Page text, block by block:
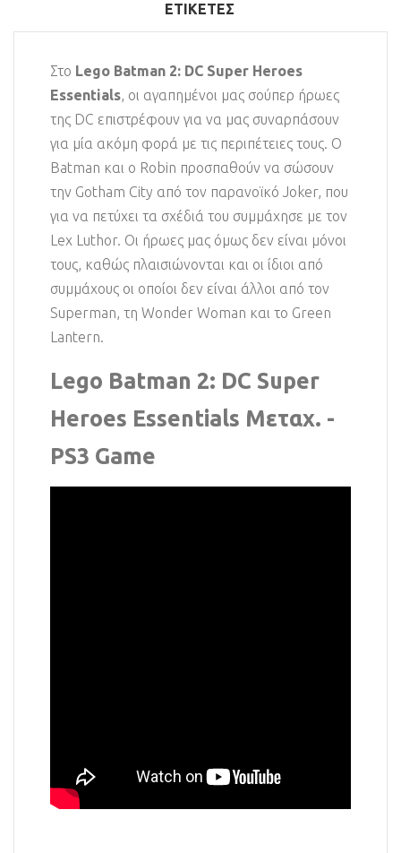
ΕΤΙΚΈΤΕΣ
Στο Lego Batman 2: DC Super Heroes
Essentials, οι αγαπημένοι μας σούπερ ήρωες
της DC επιστρέφουν για να μας συναρπάσουν
για μία ακόμη φορά με τις περιπέτειες τους. Ο
Batman και ο Robin προσπαθούν να σώσουν
την Gotham City από τον παρανοϊκό Joker, που
για να πετύχει τα σχέδιά του συμμάχησε με τον
Lex Luthor. Οι ήρωες μας όμως δεν είναι μόνοι
τους, καθώς πλαισιώνονται και οι ίδιοι από
συμμάχους οι οποίοι δεν είναι άλλοι από τον
Superman, τη Wonder Woman και το Green
Lantern.
Lego Batman 2: DC Super
Heroes Essentials Μεταχ. -
PS3 Game